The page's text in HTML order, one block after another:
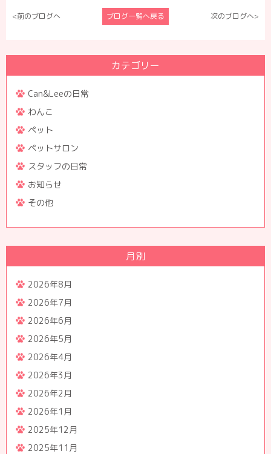
<前のブログへ ブログ一覧へ戻る 次のブログへ>
カテゴリー
Can&Leeの日常
わんこ
ペット
ペットサロン
スタッフの日常
お知らせ
その他
月別
2026年8月
2026年7月
2026年6月
2026年5月
2026年4月
2026年3月
2026年2月
2026年1月
2025年12月
2025年11月